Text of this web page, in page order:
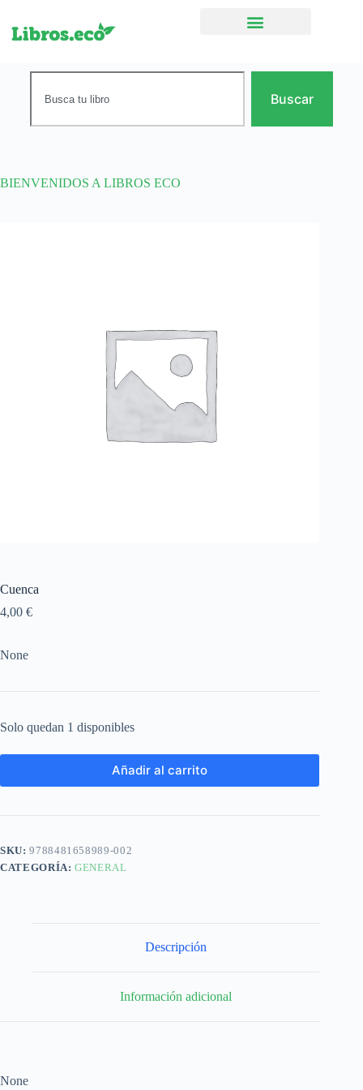
Buscar
BIENVENIDOS A LIBROS ECO
Cuenca
4,00 €
None
Solo quedan 1 disponibles
Añadir al carrito
SKU:9788481658989-002
CATEGORÍA:GENERAL
Descripción
Información adicional
None